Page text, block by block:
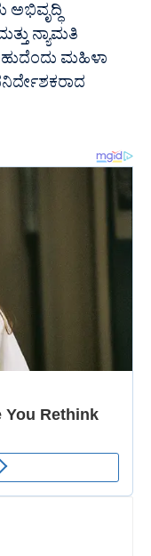
ಅಭಿವೃದ್ಧಿ
ನ್ಯಾಮತಿ
ಮಹಿಳಾ